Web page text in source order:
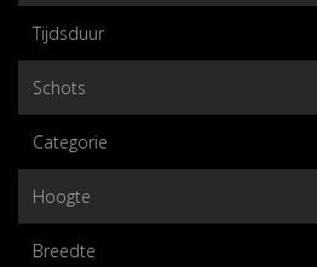
Tijdsduur
Schots
Categorie
Hoogte
Breedte